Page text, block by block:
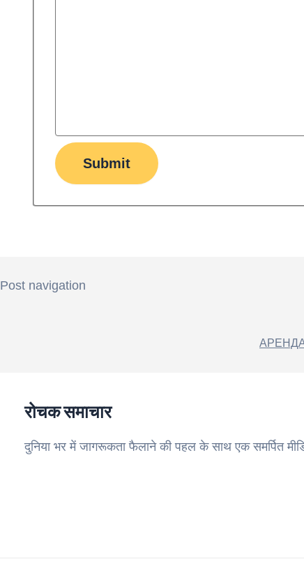
Submit
Post navigation
रोचक समाचार
दुनिया भर में जागरूकता फैलाने की पहल के साथ एक समर्पित